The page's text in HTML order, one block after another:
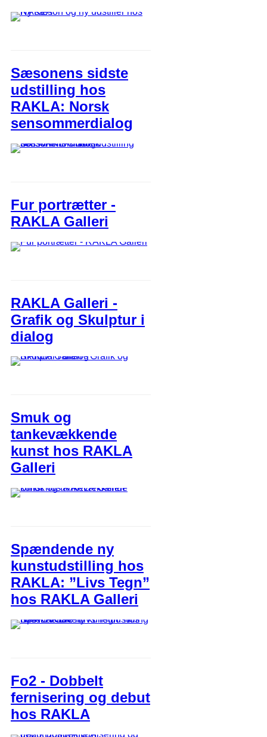
Sæsonens sidste
udstilling hos
RAKLA: Norsk
sensommerdialog
Fur portrætter -
RAKLA Galleri
RAKLA Galleri -
Grafik og Skulptur i
dialog
Smuk og
tankevækkende
kunst hos RAKLA
Galleri
Spændende ny
kunstudstilling hos
RAKLA: ”Livs Tegn”
hos RAKLA Galleri
Fo2 - Dobbelt
fernisering og debut
hos RAKLA